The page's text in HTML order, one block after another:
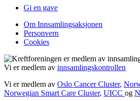
Gi en gave
Om Innsamlingsaksjonen
Personvern
Cookies
Vi er medlem av innsamlingskontrollen
Vi er medlem av Oslo Cancer Cluster,
Norwegian Smart Care Cluster, UICC og